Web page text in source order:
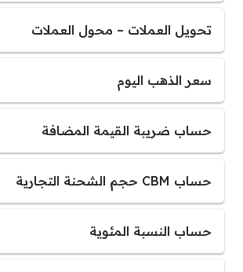
تحويل العملات – محول العملات
سعر الذهب اليوم
حساب ضريبة القيمة المضافة
حساب CBM حجم الشحنة التجارية
حساب النسبة المئوية